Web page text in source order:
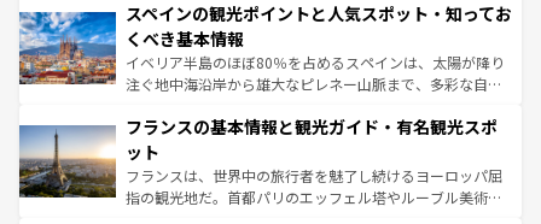
ろん、トスカーナの美しい田園風景やアマルフィ海岸の絶
景など、自然景観も見逃せない。観光の合間には、本場の
ピザやパスタなど、絶品のイタリア料理を堪能することも
できる。朝目覚めてから夜眠るまで、すべての瞬間を楽し
なお、新着のイタリア情報はコンテンツ一覧を参照してほ
しい。
スペインの観光ポイントと人気スポット・知ってお
くべき基本情報
イベリア半島のほぼ80％を占めるスペインは、太陽が降り
注ぐ地中海沿岸から雄大なピレネー山脈まで、多彩な自然
文化が根付くこの国では、情熱的なフラメンコ、熱気あふ
れる闘牛、そして美味しいタパスが生活の一部となってい
る。首都マドリードの洗練された雰囲気や、バルセロナの
アートに溢れた街角から、地方では古代ローマ遺跡や中世
フランスの基本情報と観光ガイド・有名観光スポ
ット
フランスは、世界中の旅行者を魅了し続けるヨーロッパ屈
指の観光地だ。首都パリのエッフェル塔やルーブル美術館